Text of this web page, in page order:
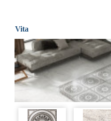
Vita